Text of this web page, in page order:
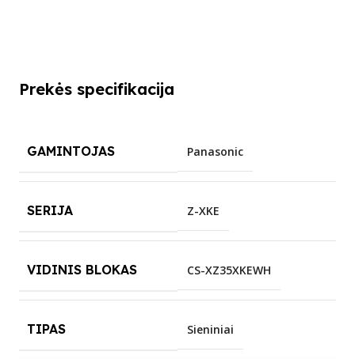
Prekės specifikacija
GAMINTOJAS Panasonic
SERIJA Z-XKE
VIDINIS BLOKAS CS-XZ35XKEWH
TIPAS Sieniniai